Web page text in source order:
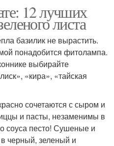
12 лучших
листа
базилик не вырастить.
понадобится фитолампа.
выбирайте
«кира», «тайская
сочетаются с сыром и
и пасты, незаменимы в
соуса песто! Сушеные и
черный, зеленый и